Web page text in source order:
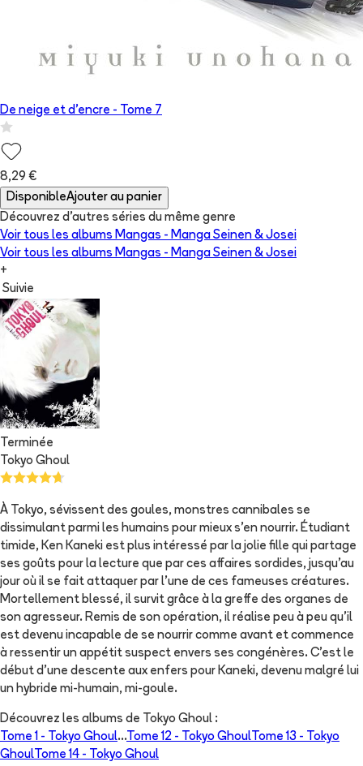
De neige et d'encre - Tome 7
8,29 €
DisponibleAjouter au panier
Découvrez d'autres séries du même genre
Voir tous les albums Mangas - Manga Seinen & Josei
Voir tous les albums Mangas - Manga Seinen & Josei
+
Suivie
Terminée
Tokyo Ghoul
À Tokyo, sévissent des goules, monstres cannibales se
dissimulant parmi les humains pour mieux s'en nourrir. Étudiant
timide, Ken Kaneki est plus intéressé par la jolie fille qui partage
ses goûts pour la lecture que par ces affaires sordides, jusqu'au
jour où il se fait attaquer par l'une de ces fameuses créatures.
Mortellement blessé, il survit grâce à la greffe des organes de
son agresseur. Remis de son opération, il réalise peu à peu qu'il
est devenu incapable de se nourrir comme avant et commence
à ressentir un appétit suspect envers ses congénères. C'est le
début d'une descente aux enfers pour Kaneki, devenu malgré lui
un hybride mi-humain, mi-goule.
Découvrez les albums de Tokyo Ghoul :
Tome 1 - Tokyo Ghoul...Tome 12 - Tokyo Ghoul Tome 13 - Tokyo
Ghoul Tome 14 - Tokyo Ghoul